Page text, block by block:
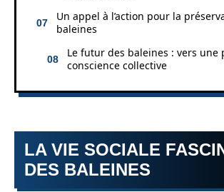
Un appel à l’action pour la
baleines
Le futur des baleines : vers une
conscience collective
LA VIE SOCIALE
DES BALEINES